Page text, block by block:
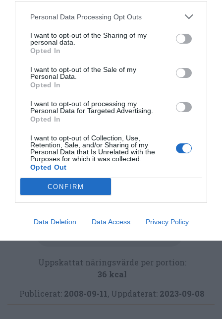
Personal Data Processing Opt Outs
I want to opt-out of the Sharing of my
personal data.
Opted In
I want to opt-out of the Sale of my
Personal Data.
Opted In
I want to opt-out of processing my
Personal Data for Targeted Advertising.
Opted In
I want to opt-out of Collection, Use,
Retention, Sale, and/or Sharing of my
Personal Data that Is Unrelated with the
Purposes for which it was collected.
Opted Out
CONFIRM
Data Deletion Data Access Privacy Policy
Sylt Frukt Plommon
Svensk mat
Kokt mat
E-mail Skriv ut
Uppskattat näringsvärde per portion:
36 kcal
Publicerat: 2008-09-11, Uppdaterat: 2023-09-08